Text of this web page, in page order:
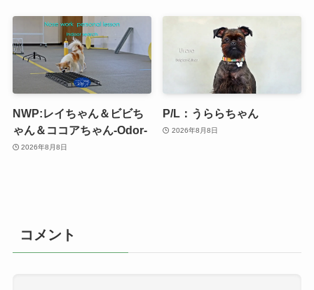
NWP:レイちゃん＆ビビち
ゃん＆ココアちゃん-Odor-
2026年8月8日
P/L：うららちゃん
2026年8月8日
コメント